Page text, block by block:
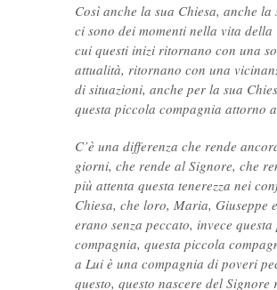
Così anche la sua Chiesa, anche la
ci sono dei momenti nella vita della
cui questi inizi ritornano con una
attualità, ritornano con una
di situazioni, anche per la sua
questa piccola compagnia attorno
C’è una differenza che rende
giorni, che rende al Signore, che
più attenta questa tenerezza nei
Chiesa, che loro, Maria, Giuseppe
erano senza peccato, invece
compagnia, questa piccola
a Lui è una compagnia di poveri
questo, questo nascere del Signore